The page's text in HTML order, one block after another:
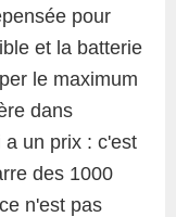
pour
et la batterie
le maximum
dans
a un prix : c'est
des 1000
n'est pas